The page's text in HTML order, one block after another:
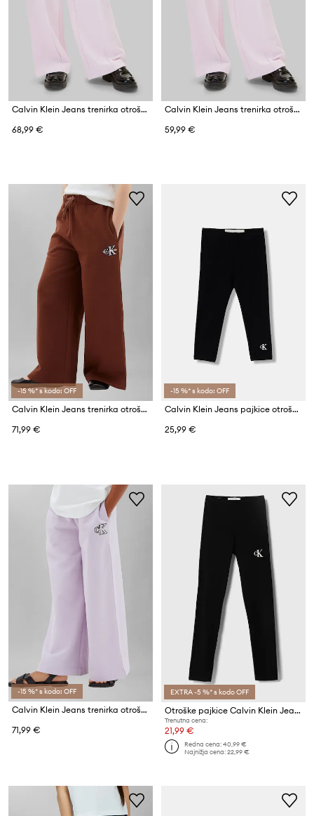
Calvin Klein Jeans trenirka otroška bombažna
68,99 €
Calvin Klein Jeans trenirka otroška bombažna
59,99 €
-15 %* s kodo: OFF
Calvin Klein Jeans trenirka otroška bombažna
71,99 €
-15 %* s kodo: OFF
Calvin Klein Jeans pajkice otroške bombažne z elastanom
25,99 €
-15 %* s kodo: OFF
Calvin Klein Jeans trenirka otroška bombažna
71,99 €
EXTRA -5 %* s kodo OFF
Otroške pajkice Calvin Klein Jeans
Trenutna cena:
21,99 €
Redna cena:40,99 €
Najnižja cena:22,99 €